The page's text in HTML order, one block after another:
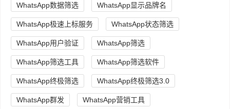
WhatsApp数据筛选 WhatsApp显示品牌名
WhatsApp极速上标服务 WhatsApp状态筛选
WhatsApp用户验证 WhatsApp筛选
WhatsApp筛选工具 WhatsApp筛选软件
WhatsApp终极筛选 WhatsApp终极筛选3.0
WhatsApp群发 WhatsApp营销工具